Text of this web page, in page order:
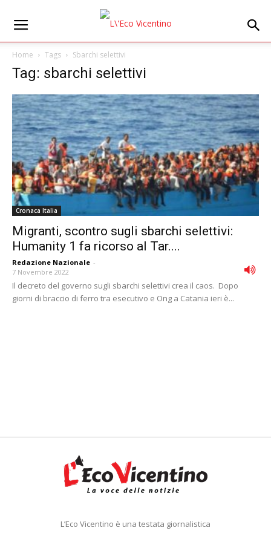
Home Tags Sbarchi selettivi
Tag: sbarchi selettivi
Cronaca Italia
Migranti, scontro sugli sbarchi selettivi:
Humanity 1 fa ricorso al Tar....
Redazione Nazionale -
7 Novembre 2022
Il decreto del governo sugli sbarchi selettivi crea il caos. Dopo
giorni di braccio di ferro tra esecutivo e Ong a Catania ieri è...
L’Eco Vicentino è una testata giornalistica